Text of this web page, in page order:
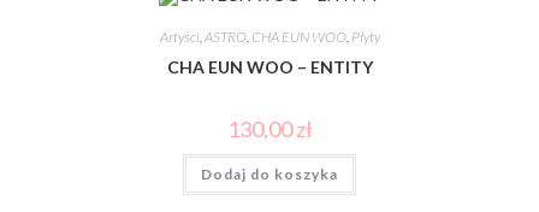
Artyści,ASTRO, CHA EUN WOO, Płyty
CHA EUN WOO – ENTITY
130,00zł
Dodaj do koszyka